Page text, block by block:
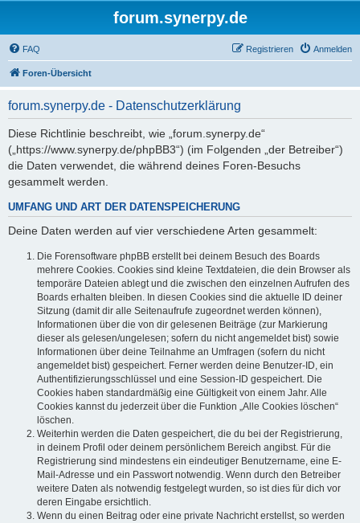
forum.synerpy.de
FAQ Anmelden
Registrieren
Foren-Übersicht
forum.synerpy.de - Datenschutzerklärung
Diese Richtlinie beschreibt, wie „forum.synerpy.de“
(„https://www.synerpy.de/phpBB3“) (im Folgenden „der Betreiber“)
die Daten verwendet, die während deines Foren-Besuchs
gesammelt werden.
UMFANG UND ART DER DATENSPEICHERUNG
Deine Daten werden auf vier verschiedene Arten gesammelt:
Die Forensoftware phpBB erstellt bei deinem Besuch des Boards
mehrere Cookies. Cookies sind kleine Textdateien, die dein Browser als
temporäre Dateien ablegt und die zwischen den einzelnen Aufrufen des
Boards erhalten bleiben. In diesen Cookies sind die aktuelle ID deiner
Sitzung (damit dir alle Seitenaufrufe zugeordnet werden können),
Informationen über die von dir gelesenen Beiträge (zur Markierung
dieser als gelesen/ungelesen; sofern du nicht angemeldet bist) sowie
Informationen über deine Teilnahme an Umfragen (sofern du nicht
angemeldet bist) gespeichert. Ferner werden deine Benutzer-ID, ein
Authentifizierungsschlüssel und eine Session-ID gespeichert. Die
Cookies haben standardmäßig eine Gültigkeit von einem Jahr. Alle
Cookies kannst du jederzeit über die Funktion „Alle Cookies löschen“
löschen.
Weiterhin werden die Daten gespeichert, die du bei der Registrierung,
in deinem Profil oder deinem persönlichem Bereich angibst. Für die
Registrierung sind mindestens ein eindeutiger Benutzername, eine E-
Mail-Adresse und ein Passwort notwendig. Wenn durch den Betreiber
weitere Daten als notwendig festgelegt wurden, so ist dies für dich vor
deren Eingabe ersichtlich.
Wenn du einen Beitrag oder eine private Nachricht erstellst, so werden